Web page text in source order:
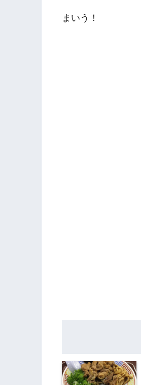
まいう！